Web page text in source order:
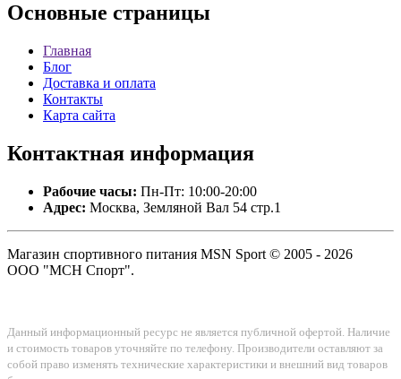
Основные страницы
Главная
Блог
Доставка и оплата
Контакты
Карта сайта
Контактная информация
Рабочие часы: Пн-Пт: 10:00-20:00
Адрес: Москва, Земляной Вал 54 стр.1
Магазин спортивного питания MSN Sport © 2005 - 2026
ООО "МСН Спорт".
Данный информационный ресурс не является публичной офертой. Наличие
и стоимость товаров уточняйте по телефону. Производители оставляют за
собой право изменять технические характеристики и внешний вид товаров